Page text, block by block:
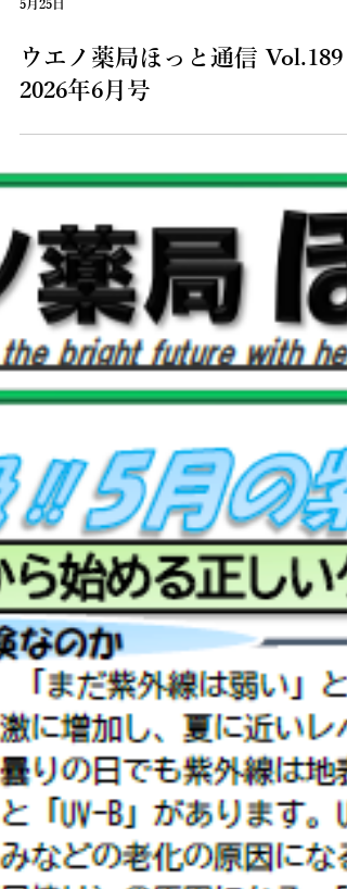
5月25日
ウエノ薬局ほっと通信 Vol.189
2026年6月号